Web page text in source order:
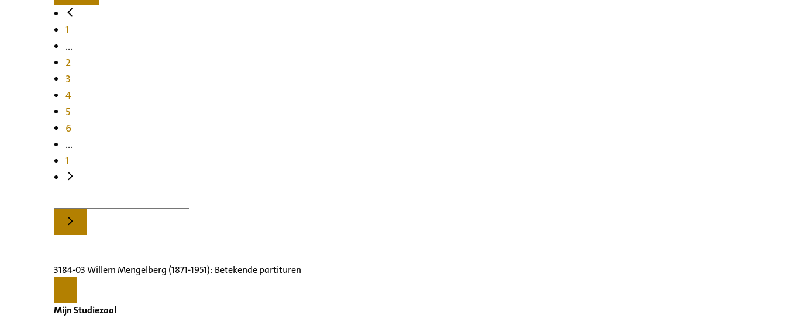
1
...
2
3
4
5
6
...
1
3184-03 Willem Mengelberg (1871-1951): Betekende partituren
Mijn Studiezaal